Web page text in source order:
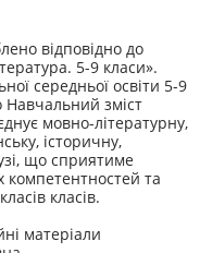
відповідно до
5-9 класи».
середньої освіти 5-9
Навчальний зміст
мовно-літературну,
історичну,
що сприятиме
та
класів.
матеріали